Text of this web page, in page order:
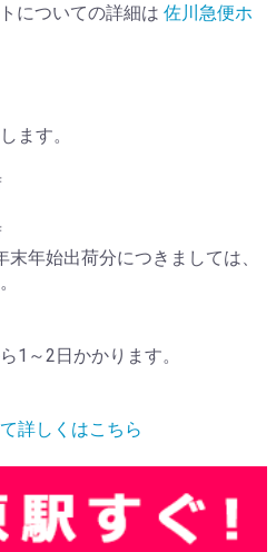
についての詳細は 佐川急便ホ
ます。
年始出荷分につきましては、
1～2日かかります。
詳しくはこちら